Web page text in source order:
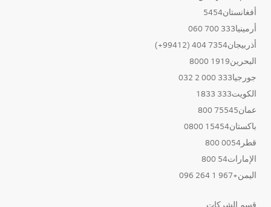
أفغانستان5454
أرمينيا333 700 060
أذربيجان7354 404 (99412+)
البحرين1919 8000
جورجيا333 000 2 032
الكويت333 1833
عمان75545 800
باكستان15454 0800
قطر0054 800
الإمارات54 800
اليمن+967 1 264 096
قسم الشركات